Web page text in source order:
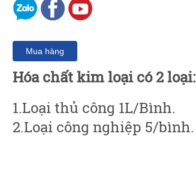
Mua hàng
Hóa chất kim loại có 2 loại:
1.Loại thủ công 1L/Bình.
2.Loại công nghiệp 5/bình.